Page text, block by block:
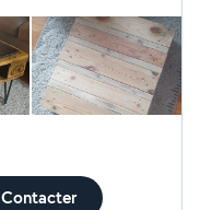
Contacter